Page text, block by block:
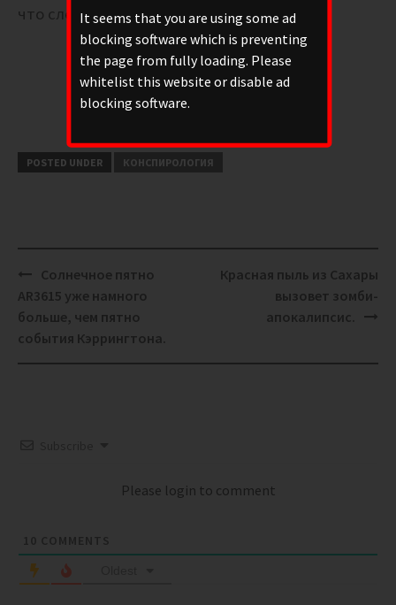
что следим за развитием событий.
POSTED UNDER КОНСПИРОЛОГИЯ
Post
navigation
Солнечное пятно
AR3615 уже намного
больше, чем пятно
события Кэррингтона.
Красная пыль из Сахары
вызовет зомби-
апокалипсис.
Please login to comment
It seems that you are using some ad
blocking software which is preventing
the page from fully loading. Please
whitelist this website or disable ad
blocking software.